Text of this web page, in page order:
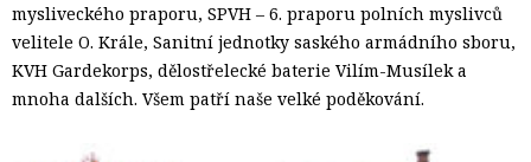
mysliveckého praporu, SPVH – 6. praporu polních myslivců
velitele O. Krále, Sanitní jednotky saského armádního sboru,
KVH Gardekorps, dělostřelecké baterie Vilím-Musílek a
mnoha dalších. Všem patří naše velké poděkování.